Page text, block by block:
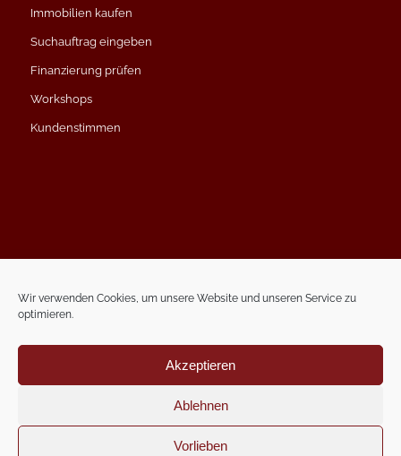
Wir verwenden Cookies, um unsere Website und unseren Service zu
optimieren.
Akzeptieren
Ablehnen
Vorlieben
Immobilien kaufen
Suchauftrag eingeben
Finanzierung prüfen
Workshops
Kundenstimmen
Datenschutzerklärung